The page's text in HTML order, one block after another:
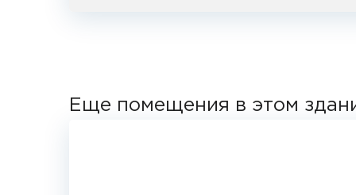
Еще помещения в этом